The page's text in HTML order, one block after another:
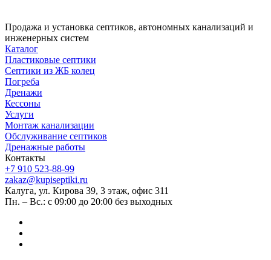
Продажа и установка септиков, автономных канализаций и
инженерных систем
Каталог
Пластиковые септики
Септики из ЖБ колец
Погреба
Дренажи
Кессоны
Услуги
Монтаж канализации
Обслуживание септиков
Дренажные работы
Контакты
+7 910 523-88-99
zakaz@kupiseptiki.ru
Калуга, ул. Кирова 39, 3 этаж, офис 311
Пн. – Вс.: с 09:00 до 20:00 без выходных